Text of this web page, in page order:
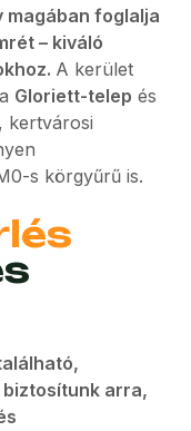
magában foglalja
– kiváló
A kerület
Gloriett-telep és
kertvárosi
s körgyűrű is.
arra,